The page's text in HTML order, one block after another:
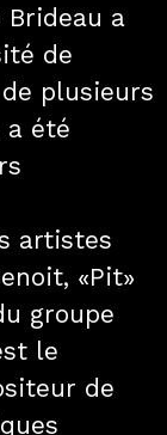
Brideau a
de
plusieurs
a été
artistes
«Pit»
groupe
le
de